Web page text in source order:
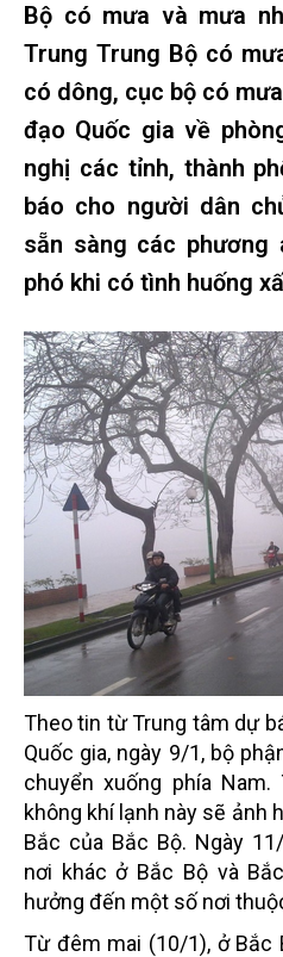
Bộ có mưa và mưa
Trung Trung Bộ có
có dông, cục bộ có
đạo Quốc gia về
nghị các tỉnh, thành
báo cho người dân
sẵn sàng các phương
phó khi có tình huống
Theo tin từ Trung tâm dự
Quốc gia, ngày 9/1, bộ
chuyển xuống phía
không khí lạnh này sẽ ảnh
Bắc của Bắc Bộ. Ngày
nơi khác ở Bắc Bộ và
hưởng đến một số nơi
Từ đêm mai (10/1), ở Bắc